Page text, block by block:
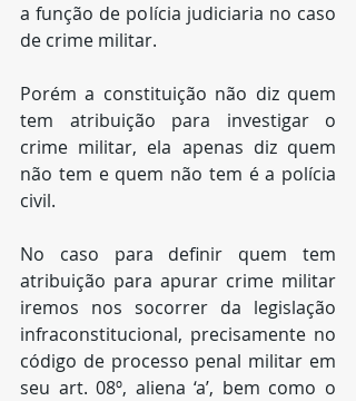
a função de polícia judiciaria no caso
de crime militar.
Porém a constituição não diz quem
tem atribuição para investigar o
crime militar, ela apenas diz quem
não tem e quem não tem é a polícia
civil.
No caso para definir quem tem
atribuição para apurar crime militar
iremos nos socorrer da legislação
infraconstitucional, precisamente no
código de processo penal militar em
seu art. 08º, aliena ‘a’, bem como o